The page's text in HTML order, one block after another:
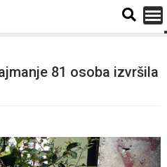
81 osoba izvršila